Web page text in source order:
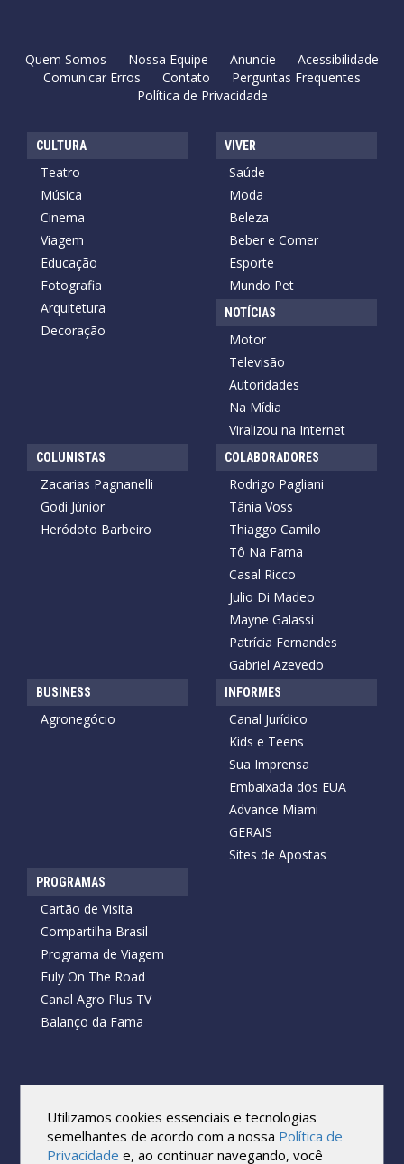
Quem Somos Nossa Equipe Anuncie
Acessibilidade
Comunicar Erros
Contato
Perguntas Frequentes
Política de Privacidade
CULTURA
Teatro
Música
Cinema
Viagem
Educação
Fotografia
Arquitetura
Decoração
VIVER
Saúde
Moda
Beleza
Beber e Comer
Esporte
Mundo Pet
NOTÍCIAS
Motor
Televisão
Autoridades
Na Mídia
Viralizou na Internet
COLUNISTAS
Zacarias Pagnanelli
Godi Júnior
Heródoto Barbeiro
COLABORADORES
Rodrigo Pagliani
Tânia Voss
Thiaggo Camilo
Tô Na Fama
Casal Ricco
Julio Di Madeo
Mayne Galassi
Patrícia Fernandes
Gabriel Azevedo
BUSINESS
Agronegócio
INFORMES
Canal Jurídico
Kids e Teens
Sua Imprensa
Embaixada dos EUA
Advance Miami
GERAIS
Sites de Apostas
PROGRAMAS
Cartão de Visita
Compartilha Brasil
Programa de Viagem
Fuly On The Road
Canal Agro Plus TV
Balanço da Fama
Todos os direitos reservados.
Reprodução no todo ou em parte sob qualquer forma ou meio,
sem expressa autorização por escrito do Cartão de Visita, é
proibida.
Utilizamos cookies essenciais e tecnologias
semelhantes de acordo com a nossa Política de
Privacidade e, ao continuar navegando, você